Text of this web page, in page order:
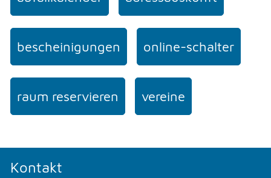
bescheinigungen online-schalter
raum reservieren vereine
Kontakt